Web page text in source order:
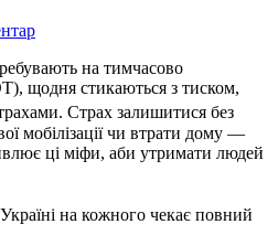
на тимчасово
щодня стикаються з тиском,
. Страх залишитися без
мобілізації чи втрати дому —
ці міфи, аби утримати людей
на кожного чекає повний